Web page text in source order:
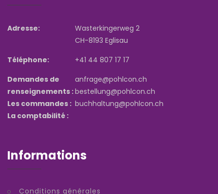
Adresse:
Wasterkingerweg 2
CH-8193 Eglisau
Téléphone:
+41 44 807 17 17
Demandes de
renseignements :
Les commandes :
La comptabilité :
anfrage@pohlcon.ch
bestellung@pohlcon.ch
buchhaltung@pohlcon.ch
Informations
Conditions générales